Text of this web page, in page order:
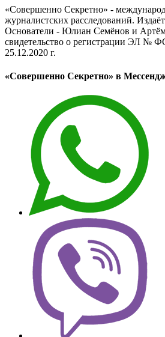
«Совершенно Секретно» -
журналистских расследований.
Основатели - Юлиан Семёнов и
свидетельство о регистрации ЭЛ №
25.12.2020 г.
«Совершенно Секретно» в